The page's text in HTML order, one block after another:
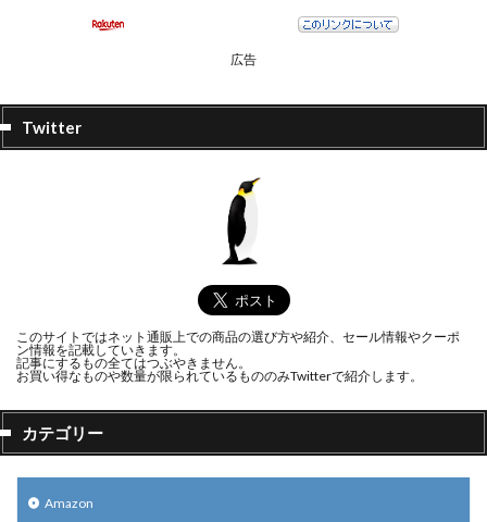
広告
Twitter
このサイトではネット通販上での商品の選び方や紹介、セール情報やクーポ
ン情報を記載していきます。
記事にするもの全てはつぶやきません。
お買い得なものや数量が限られているもののみTwitterで紹介します。
カテゴリー
Amazon